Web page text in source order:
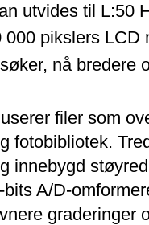
utvides til L:50
000 pikslers LCD
nå bredere
filer som
fotobibliotek.
innebygd
A/D-
graderinger